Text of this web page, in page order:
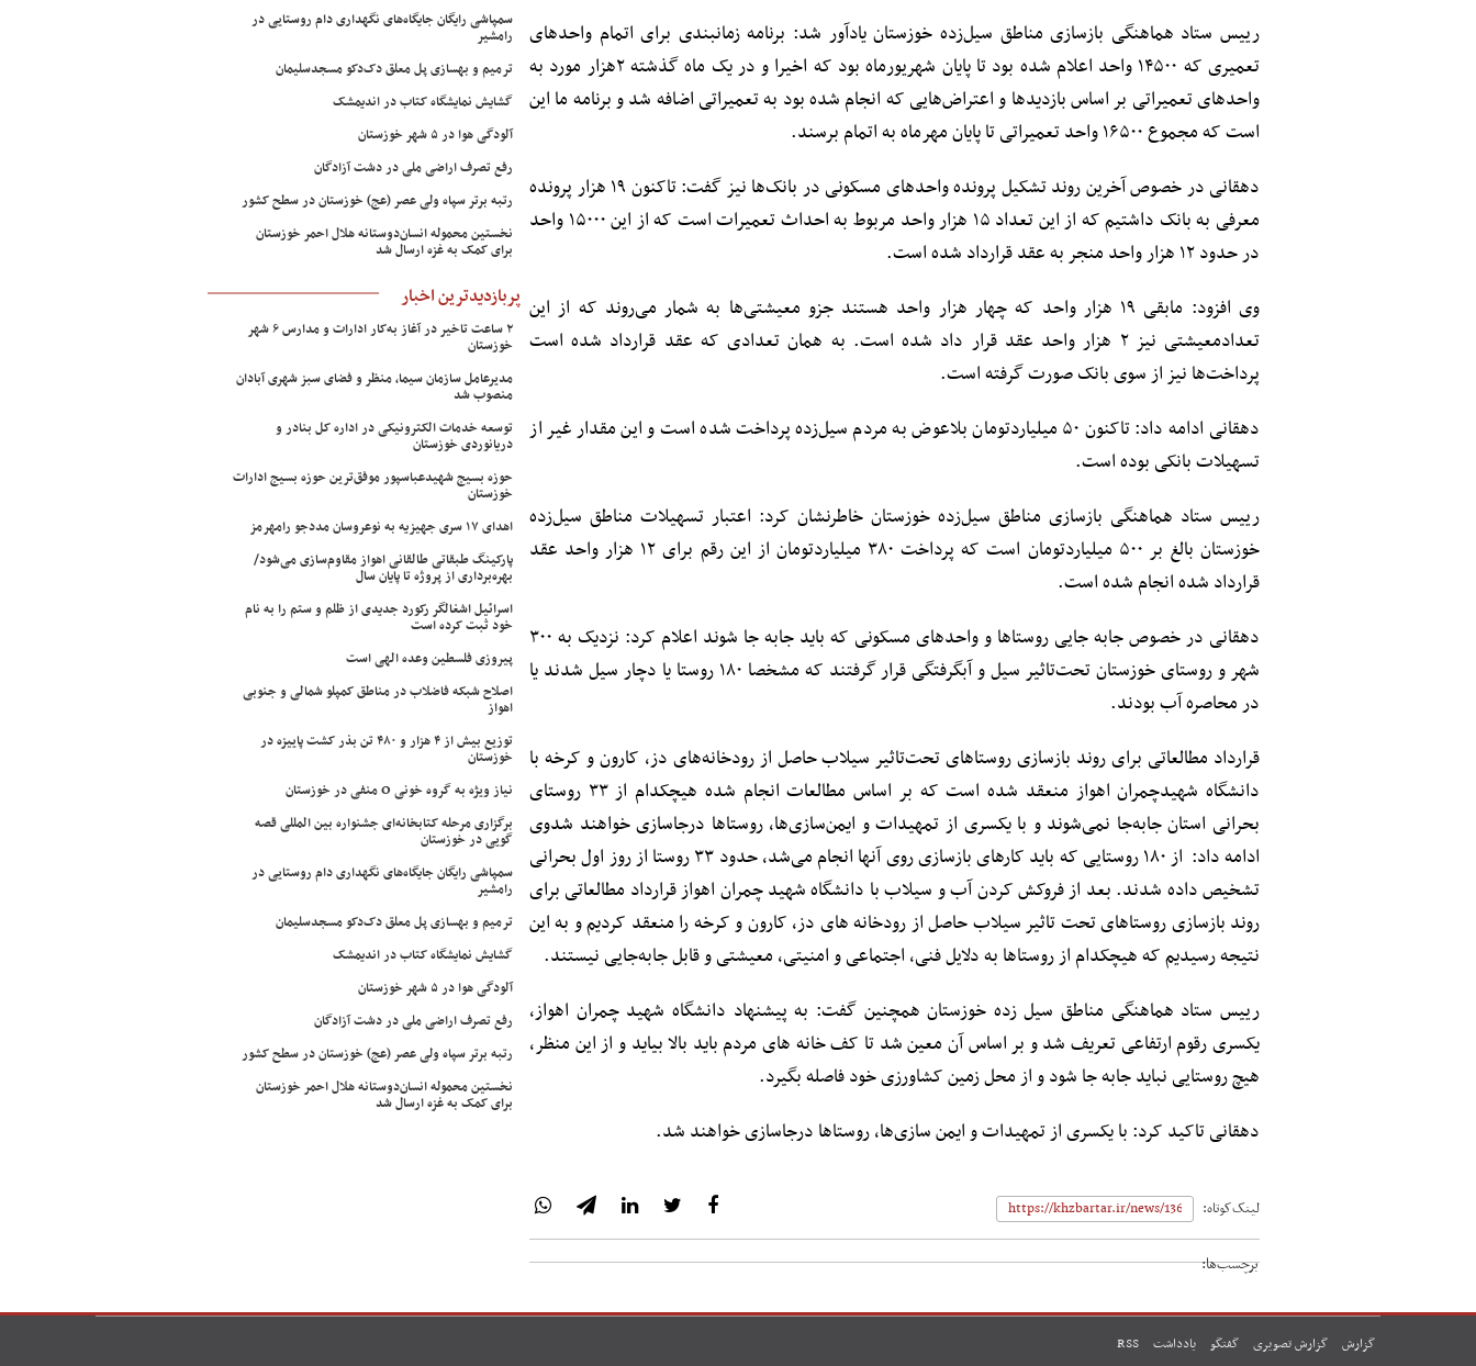
رییس ستاد هماهنگی بازسازی مناطق سیل‌زده خوزستان یادآور شد: برنامه زمانبندی برای اتمام واحدهای
تعمیری که ۱۴۵۰۰ واحد اعلام شده بود تا پایان شهریورماه بود که اخیرا و در یک ماه گذشته ۲هزار مورد به
واحدهای تعمیراتی بر اساس بازدیدها و اعتراض‌هایی که انجام شده بود به تعمیراتی اضافه شد و برنامه ما این
است که مجموع ۱۶۵۰۰ واحد تعمیراتی تا پایان مهرماه به اتمام برسند.
دهقانی در خصوص آخرین روند تشکیل پرونده واحدهای مسکونی در بانک‌ها نیز گفت: تاکنون ۱۹ هزار پرونده
معرفی به بانک داشتیم که از این تعداد ۱۵ هزار واحد مربوط به احداث تعمیرات است که از این ۱۵۰۰۰ واحد
در حدود ۱۲ هزار واحد منجر به عقد قرارداد شده است.
وی افزود: مابقی ۱۹ هزار واحد که چهار هزار واحد هستند جزو معیشتی‌ها به شمار می‌روند که از این
تعدادمعیشتی نیز ۲ هزار واحد عقد قرار داد شده است. به همان تعدادی که عقد قرارداد شده است
پرداخت‌ها نیز از سوی بانک صورت گرفته است.
دهقانی ادامه داد: تاکنون ۵۰ میلیاردتومان بلاعوض به مردم سیل‌زده پرداخت شده است و این مقدار غیر از
تسهیلات بانکی بوده است.
رییس ستاد هماهنگی بازسازی مناطق سیل‌زده خوزستان خاطرنشان کرد: اعتبار تسهیلات مناطق سیل‌زده
خوزستان بالغ بر ۵۰۰ میلیاردتومان است که پرداخت ۳۸۰ میلیاردتومان از این رقم برای ۱۲ هزار واحد عقد
قرارداد شده انجام شده است.
دهقانی در خصوص جابه جایی روستاها و واحدهای مسکونی که باید جابه جا شوند اعلام کرد: نزدیک به ۳۰۰
شهر و روستای خوزستان تحت‌تاثیر سیل و آبگرفتگی قرار گرفتند که مشخصا ۱۸۰ روستا یا دچار سیل شدند یا
در محاصره آب بودند.
قرارداد مطالعاتی برای روند بازسازی روستاهای تحت‌تاثیر سیلاب حاصل از رودخانه‌های دز، کارون و کرخه با
دانشگاه شهیدچمران اهواز منعقد شده است که بر اساس مطالعات انجام شده هیچکدام از ۳۳ روستای
بحرانی استان جابه‌جا نمی‌شوند و با یکسری از تمهیدات و ایمن‌سازی‌ها، روستاها درجاسازی خواهند شدوی
ادامه داد: از ۱۸۰ روستایی که باید کارهای بازسازی روی آنها انجام می‌شد، حدود ۳۳ روستا از روز اول بحرانی
تشخیص داده شدند. بعد از فروکش کردن آب و سیلاب با دانشگاه شهید چمران اهواز قرارداد مطالعاتی برای
روند بازسازی روستاهای تحت تاثیر سیلاب حاصل از رودخانه های دز، کارون و کرخه را منعقد کردیم و به این
نتیجه رسیدیم که هیچکدام از روستاها به دلایل فنی، اجتماعی و امنیتی، معیشتی و قابل جابه‌جایی نیستند.
رییس ستاد هماهنگی مناطق سیل زده خوزستان همچنین گفت: به پیشنهاد دانشگاه شهید چمران اهواز،
یکسری رقوم ارتفاعی تعریف شد و بر اساس آن معین شد تا کف خانه های مردم باید بالا بیاید و از این منظر،
هیچ روستایی نباید جابه جا شود و از محل زمین کشاورزی خود فاصله بگیرد.
دهقانی تاکید کرد: با یکسری از تمهیدات و ایمن سازی‌ها، روستاها درجاسازی خواهند شد.
لینک‌کوتاه:
برچسب‌ها:
سمپاشی رایگان جایگاه‌های نگهداری دام روستایی در
رامشیر
ترمیم و بهسازی پل معلق دک‌دکو مسجدسلیمان
گشایش نمایشگاه کتاب در اندیمشک
آلودگی هوا در ۵ شهر خوزستان
رفع تصرف اراضی ملی در دشت آزادگان
رتبه برتر سپاه ولی عصر (عج) خوزستان در سطح کشور
نخستین محموله انسان‌دوستانه هلال احمر خوزستان
برای کمک به غزه ارسال شد
پربازدیدترین اخبار
۲ ساعت تاخیر در آغاز به‌کار ادارات و مدارس ۶ شهر
خوزستان
مدیرعامل سازمان سیما، منظر و فضای سبز شهری آبادان
منصوب شد
توسعه خدمات الکترونیکی در اداره کل بنادر و
دریانوردی خوزستان
حوزه بسیج شهیدعباسپور موفق‌ترین حوزه بسیج ادارات
خوزستان
اهدای ۱۷ سری جهیزیه به نوعروسان مددجو رامهرمز
پارکینگ طبقاتی طالقانی اهواز مقاوم‌سازی می‌شود/
بهره‌برداری از پروژه تا پایان سال
اسرائیل اشغالگر رکورد جدیدی از ظلم و ستم را به نام
خود ثبت کرده است
پیروزی فلسطین وعده الهی است
اصلاح شبکه فاضلاب در مناطق کمپلو شمالی و جنوبی
اهواز
توزیع بیش از ۴ هزار و ۴۸۰ تن بذر کشت پاییزه در
خوزستان
نیاز ویژه به گروه خونی O منفی در خوزستان
برگزاری مرحله کتابخانه‌ای جشنواره بین المللی قصه
گویی در خوزستان
سمپاشی رایگان جایگاه‌های نگهداری دام روستایی در
رامشیر
ترمیم و بهسازی پل معلق دک‌دکو مسجدسلیمان
گشایش نمایشگاه کتاب در اندیمشک
آلودگی هوا در ۵ شهر خوزستان
رفع تصرف اراضی ملی در دشت آزادگان
رتبه برتر سپاه ولی عصر (عج) خوزستان در سطح کشور
نخستین محموله انسان‌دوستانه هلال احمر خوزستان
برای کمک به غزه ارسال شد
گزارش گزارش تصویری گفتگو یادداشت RSS